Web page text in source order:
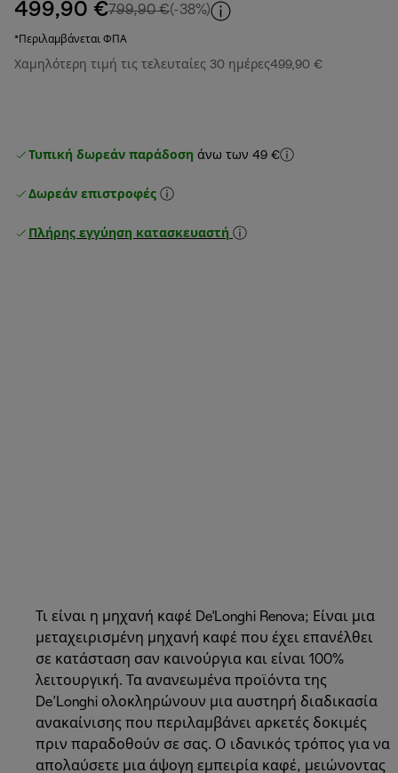
499,90 €799,90 €αρχική τιμή 799,90 €
(-38%)
*Περιλαμβάνεται ΦΠΑ
Χαμηλότερη τιμή τις τελευταίες 30 ημέρες499,90 €
Τυπική δωρεάν παράδοση άνω των 49 €
Δωρεάν επιστροφές
Πλήρης εγγύηση κατασκευαστή
Τι είναι η μηχανή καφέ De'Longhi Renova; Είναι μια
μεταχειρισμένη μηχανή καφέ που έχει επανέλθει
σε κατάσταση σαν καινούργια και είναι 100%
λειτουργική. Τα ανανεωμένα προϊόντα της
De’Longhi ολοκληρώνουν μια αυστηρή διαδικασία
ανακαίνισης που περιλαμβάνει αρκετές δοκιμές
πριν παραδοθούν σε σας. Ο ιδανικός τρόπος για να
απολαύσετε μια άψογη εμπειρία καφέ, μειώνοντας